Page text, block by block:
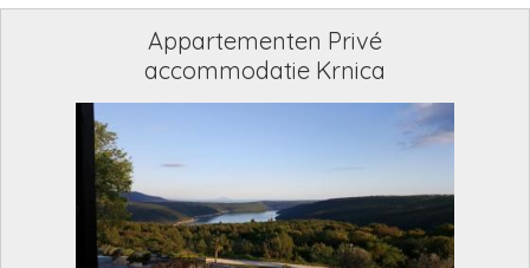
Appartementen Privé
accommodatie Krnica